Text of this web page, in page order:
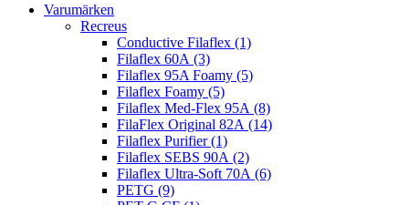
Varumärken
Recreus
Conductive Filaflex (1)
Filaflex 60A (3)
Filaflex 95A Foamy (5)
Filaflex Foamy (5)
Filaflex Med-Flex 95A (8)
FilaFlex Original 82A (14)
Filaflex Purifier (1)
Filaflex SEBS 90A (2)
Filaflex Ultra-Soft 70A (6)
PETG (9)